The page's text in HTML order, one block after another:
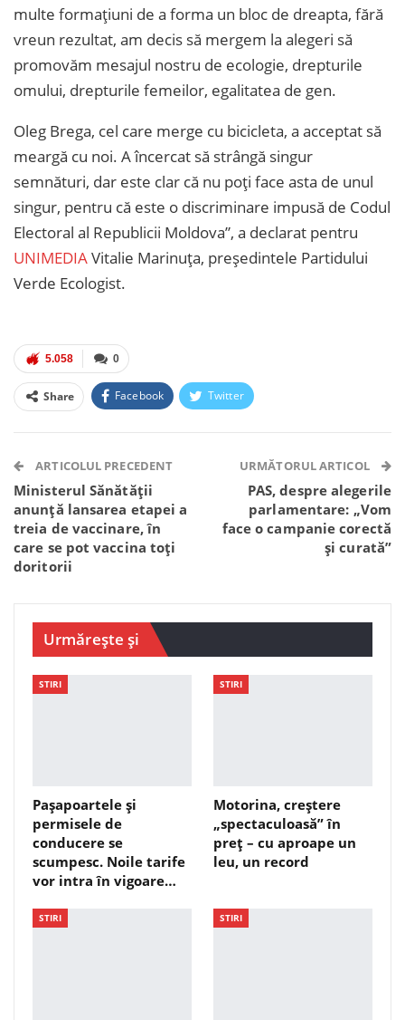
multe formațiuni de a forma un bloc de dreapta, fără
vreun rezultat, am decis să mergem la alegeri să
promovăm mesajul nostru de ecologie, drepturile
omului, drepturile femeilor, egalitatea de gen.
Oleg Brega, cel care merge cu bicicleta, a acceptat să
meargă cu noi. A încercat să strângă singur
semnături, dar este clar că nu poți face asta de unul
singur, pentru că este o discriminare impusă de Codul
Electoral al Republicii Moldova”, a declarat pentru
UNIMEDIAVitalie Marinuța, președintele Partidului
Verde Ecologist.
0
5.058
Share Facebook Twitter
Telegram WhatsApp Viber
ARTICOLUL PRECEDENT
Ministerul Sănătății
anunță lansarea etapei a
treia de vaccinare, în
care se pot vaccina toți
doritorii
URMĂTORUL ARTICOL
PAS, despre alegerile
parlamentare: „Vom
face o campanie corectă
și curată”
Urmărește și
STIRI
Pașapoartele și
permisele de
conducere se
scumpesc. Noile tarife
vor intra în vigoare…
STIRI
Motorina, creștere
„spectaculoasă” în
preț – cu aproape un
leu, un record
STIRI STIRI